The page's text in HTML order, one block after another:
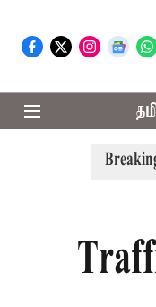
வழக்கை வாபஸ்